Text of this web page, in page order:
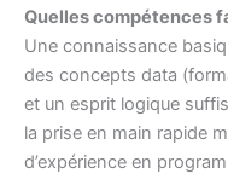
Quelles compétences
Une connaissance
des concepts data
et un esprit logique
la prise en main rapide
d’expérience en